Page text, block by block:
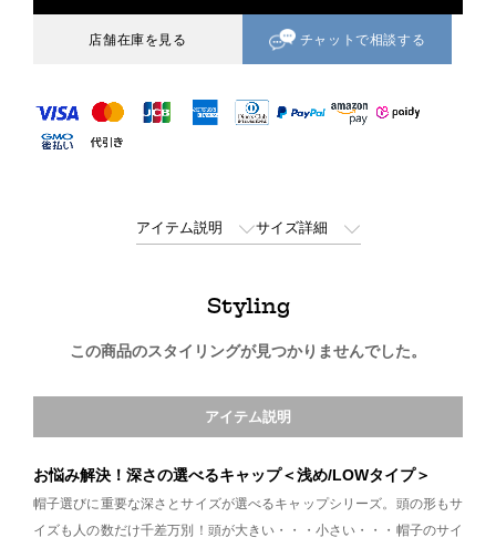
店舗在庫を見る チャットで相談する
アイテム説明 サイズ詳細
Styling
この商品のスタイリングが見つかりませんでした。
アイテム説明
お悩み解決！深さの選べるキャップ＜浅め/LOWタイプ＞
帽子選びに重要な深さとサイズが選べるキャップシリーズ。頭の形もサ
イズも人の数だけ千差万別！頭が大きい・・・小さい・・・帽子のサイ